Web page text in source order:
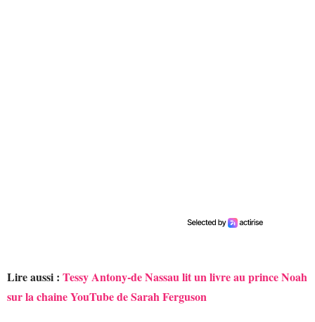
Lire aussi : Tessy Antony-de Nassau lit un livre au prince Noah
sur la chaine YouTube de Sarah Ferguson